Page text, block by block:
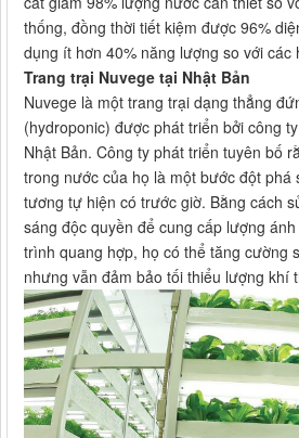
thống, đồng thời tiết kiệm được 96%
dụng ít hơn 40% năng lượng so với các
Trang trại Nuvege tại Nhật Bản
Nuvege là một trang trại dạng thẳng
(hydroponic) được phát triển bởi công
Nhật Bản. Công ty phát triển tuyên bố
trong nước của họ là một bước đột phá
tương tự hiện có trước giờ. Bằng cách
sáng độc quyền để cung cấp lượng
trình quang hợp, họ có thể tăng cường
nhưng vẫn đảm bảo tối thiểu lượng khí